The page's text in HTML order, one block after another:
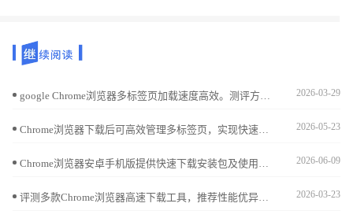
2026-03-29
2026-05-23
2026-06-09
2026-03-23